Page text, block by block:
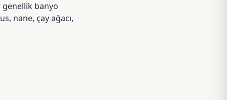
banyo
nane, çay ağacı,